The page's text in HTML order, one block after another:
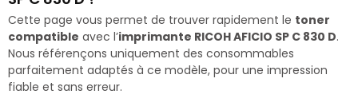
Cette page vous permet de trouver rapidement le toner
compatible avec l’imprimante RICOH AFICIO SP C 830 D.
Nous référençons uniquement des consommables
parfaitement adaptés à ce modèle, pour une impression
fiable et sans erreur.